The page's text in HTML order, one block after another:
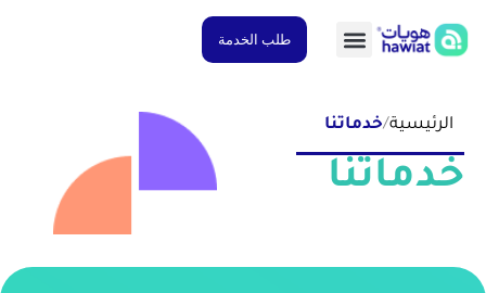
طلب الخدمة
/خدماتنا